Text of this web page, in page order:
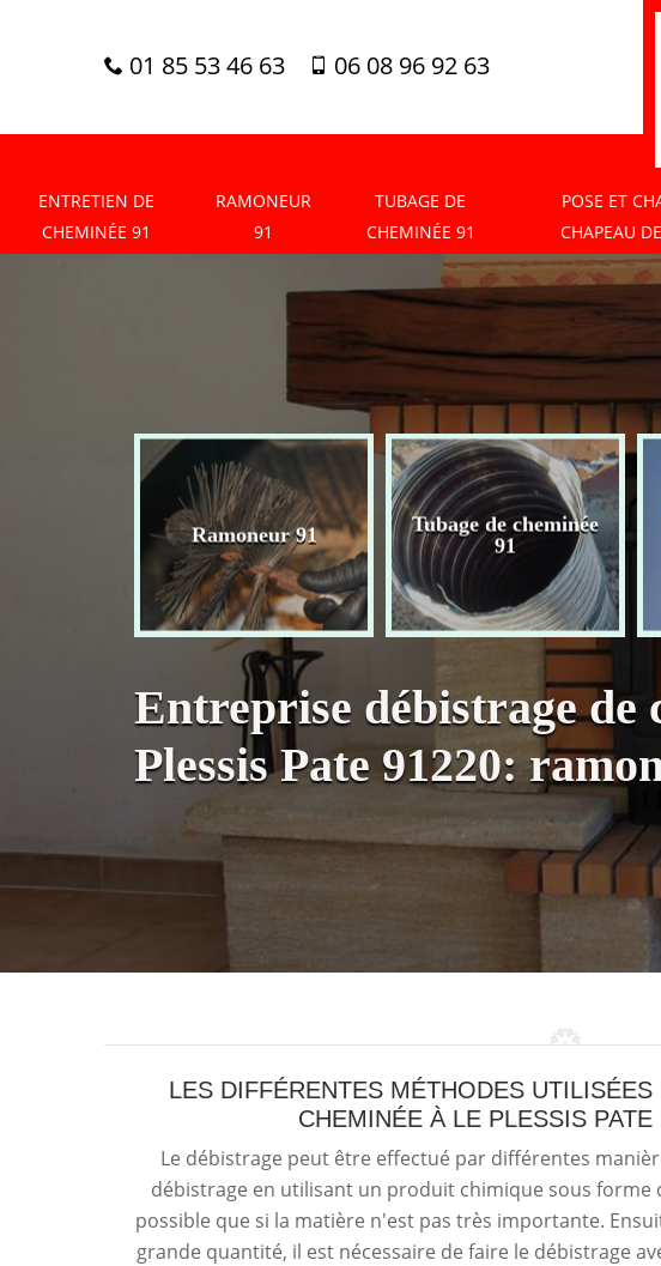
01 85 53 46 63 06 08 96 92 63
ENTRETIEN DE
CHEMINÉE 91
RAMONEUR
91
TUBAGE DE
CHEMINÉE 91
POSE ET
CHAPEAU
Ramoneur 91
Tubage de cheminée
91
Entreprise débistrage de
Plessis Pate 91220:
LES DIFFÉRENTES MÉTHODES
CHEMINÉE À LE PLESSIS
Le débistrage peut être effectué par différentes
débistrage en utilisant un produit chimique sous forme
possible que si la matière n'est pas très importante.
grande quantité, il est nécessaire de faire le débistrage